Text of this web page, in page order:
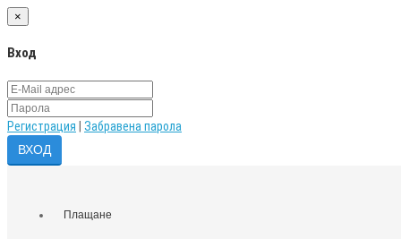
×
Вход
Регистрация Забравена парола
Плащане